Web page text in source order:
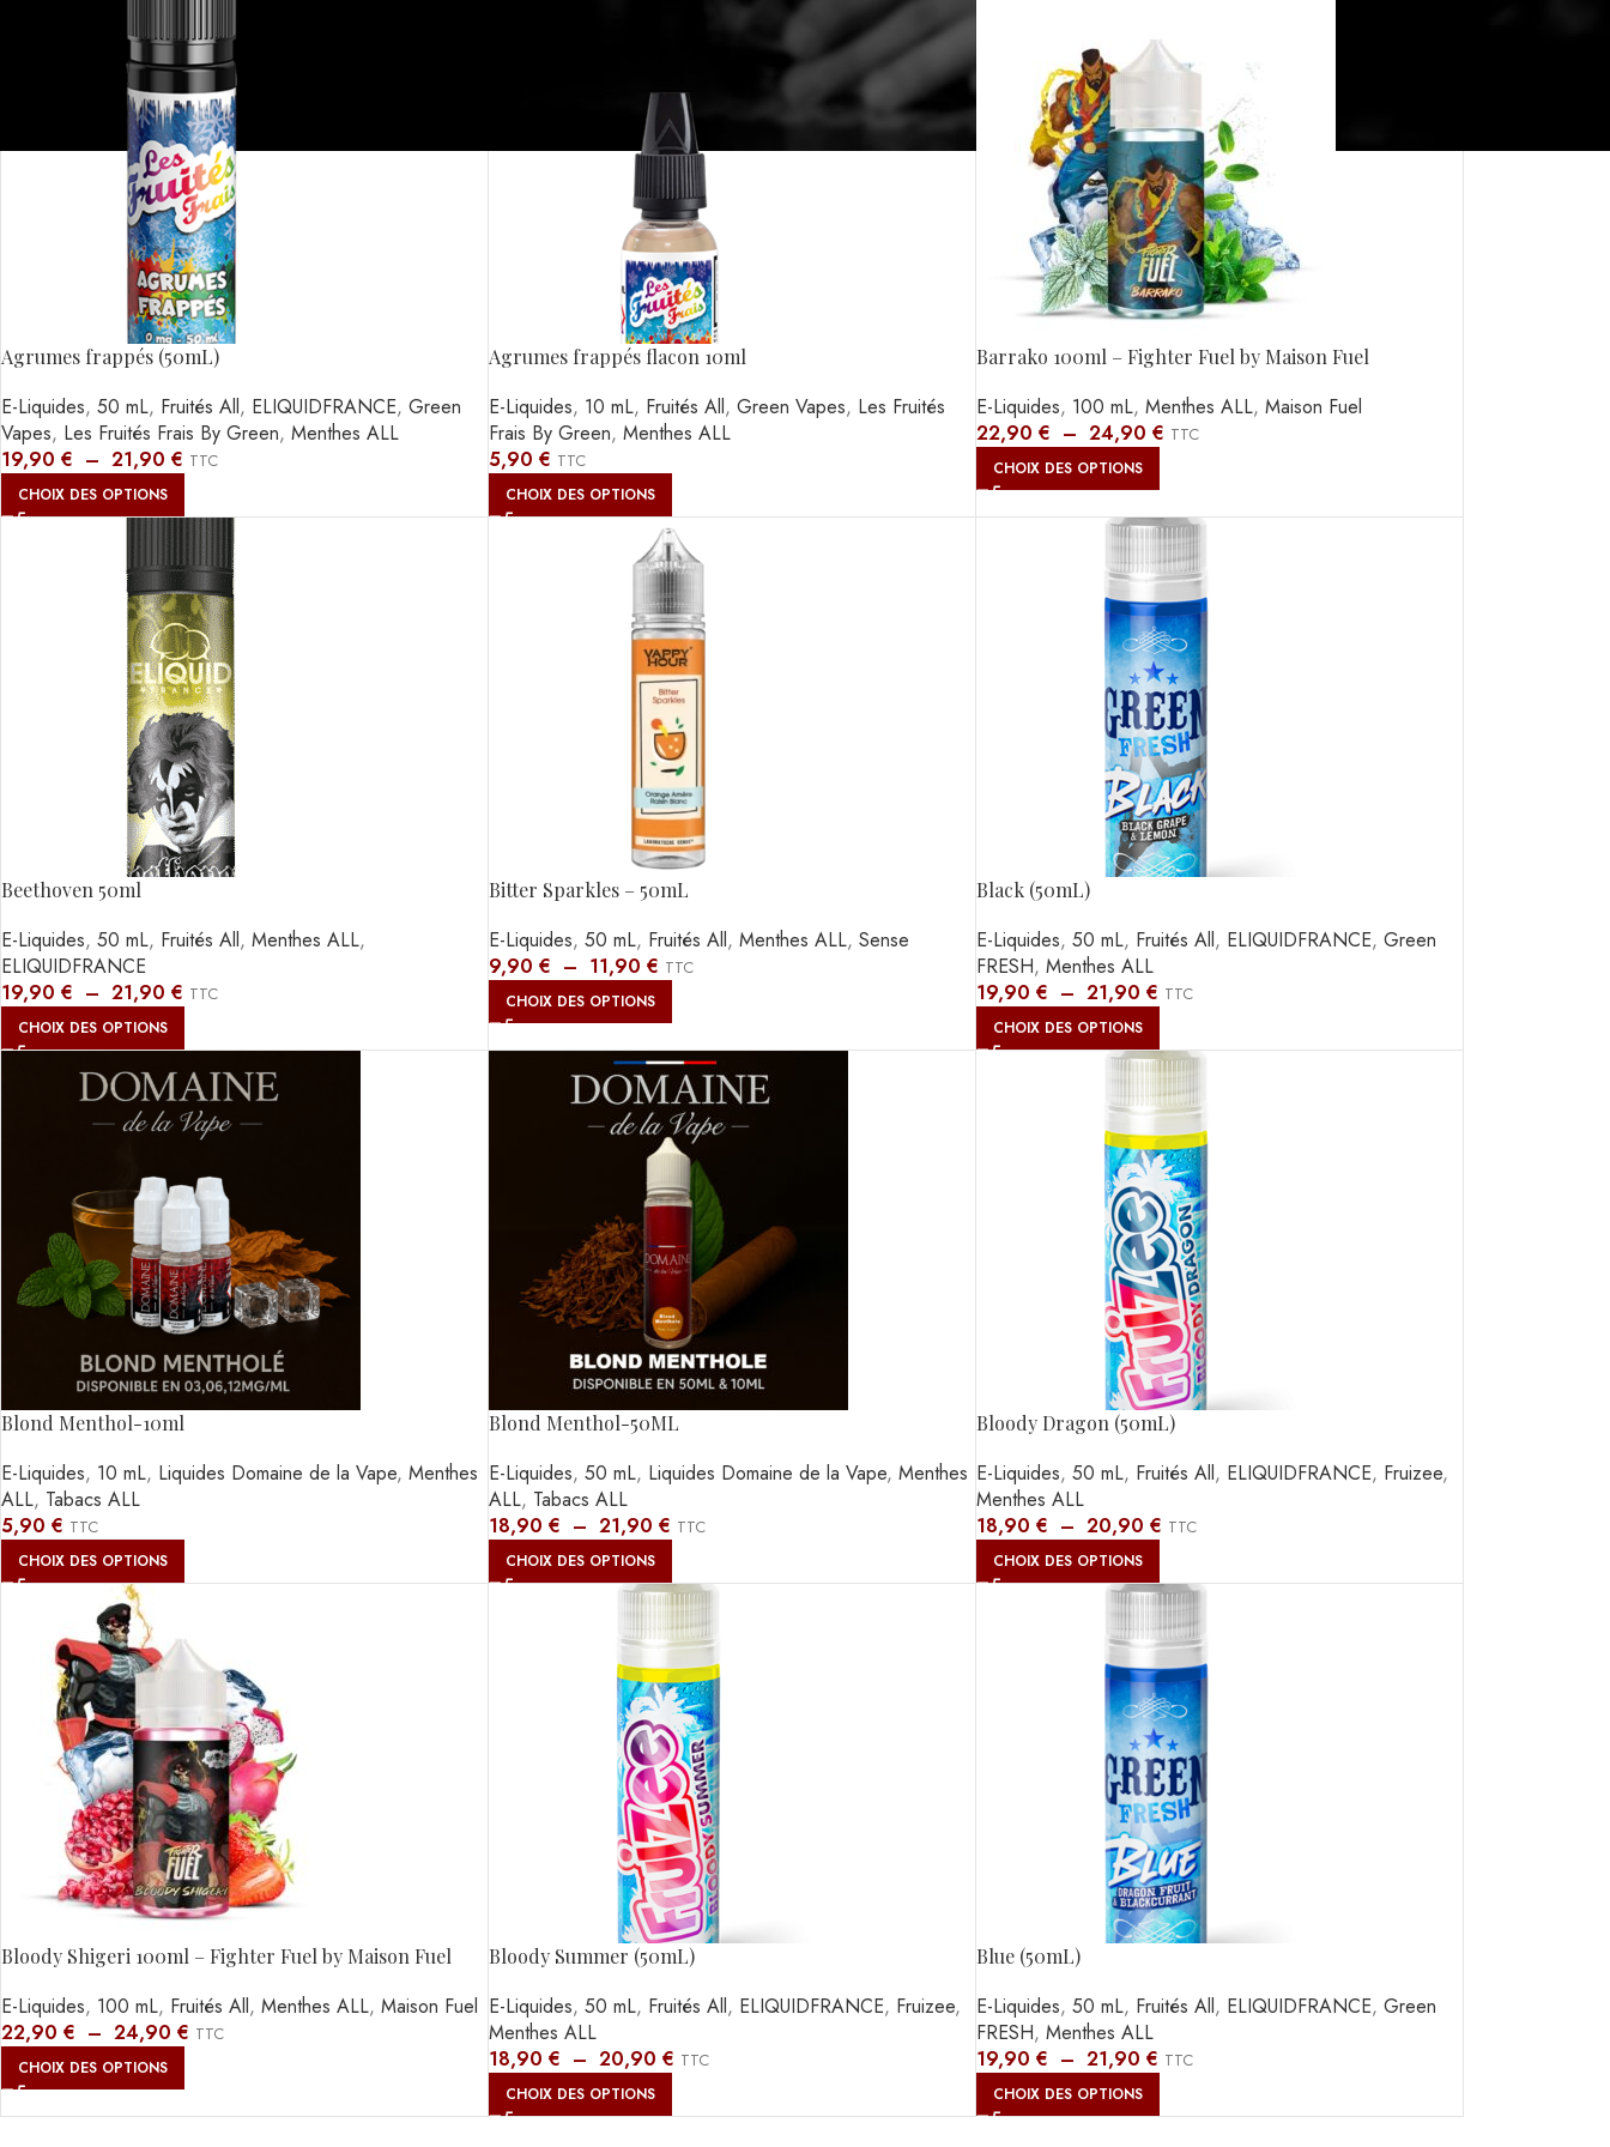
Agrumes frappés (50mL)
E-Liquides, 50 mL, Fruités All, ELIQUIDFRANCE, Green
Vapes, Les Fruités Frais By Green, Menthes ALL
19,90 € – 21,90 € TTC
CHOIX DES OPTIONS
Agrumes frappés flacon 10ml
E-Liquides, 10 mL, Fruités All, Green Vapes, Les Fruités
Frais By Green, Menthes ALL
5,90 € TTC
CHOIX DES OPTIONS
Barrako 100ml – Fighter Fuel by Maison Fuel
E-Liquides, 100 mL, Menthes ALL, Maison Fuel
22,90 € – 24,90 € TTC
CHOIX DES OPTIONS
Beethoven 50ml
E-Liquides, 50 mL, Fruités All, Menthes ALL,
ELIQUIDFRANCE
19,90 € – 21,90 € TTC
CHOIX DES OPTIONS
Bitter Sparkles – 50mL
E-Liquides, 50 mL, Fruités All, Menthes ALL, Sense
9,90 € – 11,90 € TTC
CHOIX DES OPTIONS
Black (50mL)
E-Liquides, 50 mL, Fruités All, ELIQUIDFRANCE, Green
FRESH, Menthes ALL
19,90 € – 21,90 € TTC
CHOIX DES OPTIONS
Blond Menthol-10ml
E-Liquides, 10 mL, Liquides Domaine de la Vape, Menthes
ALL, Tabacs ALL
5,90 € TTC
CHOIX DES OPTIONS
Blond Menthol-50ML
E-Liquides, 50 mL, Liquides Domaine de la Vape, Menthes
ALL, Tabacs ALL
18,90 € – 21,90 € TTC
CHOIX DES OPTIONS
Bloody Dragon (50mL)
E-Liquides, 50 mL, Fruités All, ELIQUIDFRANCE, Fruizee,
Menthes ALL
18,90 € – 20,90 € TTC
CHOIX DES OPTIONS
Bloody Shigeri 100ml – Fighter Fuel by Maison Fuel
E-Liquides, 100 mL, Fruités All, Menthes ALL, Maison Fuel
22,90 € – 24,90 € TTC
CHOIX DES OPTIONS
Bloody Summer (50mL)
E-Liquides, 50 mL, Fruités All, ELIQUIDFRANCE, Fruizee,
Menthes ALL
18,90 € – 20,90 € TTC
CHOIX DES OPTIONS
Blue (50mL)
E-Liquides, 50 mL, Fruités All, ELIQUIDFRANCE, Green
FRESH, Menthes ALL
19,90 € – 21,90 € TTC
CHOIX DES OPTIONS